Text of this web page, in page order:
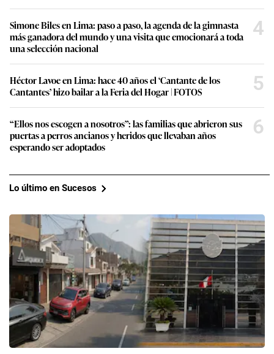
Simone Biles en Lima: paso a paso, la agenda de la gimnasta
más ganadora del mundo y una visita que emocionará a toda
una selección nacional
4
Héctor Lavoe en Lima: hace 40 años el ‘Cantante de los
Cantantes’ hizo bailar a la Feria del Hogar | FOTOS
5
“Ellos nos escogen a nosotros”: las familias que abrieron sus
puertas a perros ancianos y heridos que llevaban años
esperando ser adoptados
6
Lo último en Sucesos